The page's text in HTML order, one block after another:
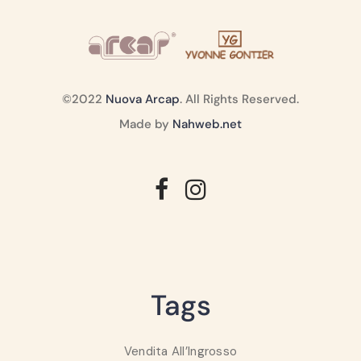
©2022 Nuova Arcap. All Rights Reserved.
Made by Nahweb.net
Tags
Vendita All’Ingrosso